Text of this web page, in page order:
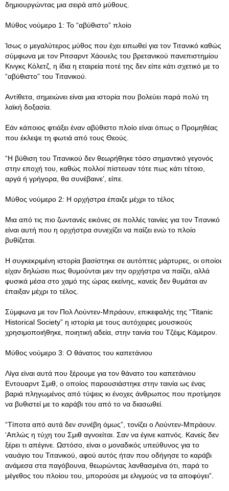
δημιουργώντας μια σειρά από μύθους.
Μύθος νούμερο 1: Το “αβύθιστο” πλοίο
Ίσως ο μεγαλύτερος μύθος που έχει ειπωθεί για τον Τιτανικό καθώς
σύμφωνα με τον Ριτσαρντ Χάουελς του βρετανικού πανεπιστημίου
Κινγκς Κόλετζ, η ίδια η εταιρεία ποτέ της δεν είπε κάτι σχετικό με το
“αβύθιστο” του Τιτανικού.
Αντίθετα, σημειώνει είναι μια ιστορία που βολεύει παρά πολύ τη
λαϊκή δοξασία.
Εάν κάποιος φτιάξει έναν αβύθιστο πλοίο είναι όπως ο Προμηθέας
που έκλεψε τη φωτιά από τους Θεούς.
“Η βύθιση του Τιτανικού δεν θεωρήθηκε τόσο σημαντικό γεγονός
στην εποχή του, καθώς πολλοί πίστευαν τότε πως κάτι τέτοιο,
αργά ή γρήγορα, θα συνέβαινε’, είπε.
Μύθος νούμερο 2: Η ορχήστρα έπαιζε μέχρι το τέλος
Μια από τις πιο ζωντανές εικόνες σε πολλές ταινίες για τον Τιτανικό
είναι αυτή που η ορχήστρα συνεχίζει να παίζει ενώ το πλοίο
βυθίζεται.
Η συγκεκριμένη ιστορία βασίστηκε σε αυτόπτες μάρτυρες, οι οποίοι
είχαν δηλώσει πως θυμούνται μεν την ορχήστρα να παίζει, αλλά
φυσικά μέσα στο χαμό της ώρας εκείνης, κανείς δεν θυμάται αν
έπαιξαν μέχρι το τέλος.
Σύμφωνα με τον Πολ Λούντεν-Μπράουν, επικεφαλής της “Titanic
Historical Society” η ιστορία με τους αυτόχειρες μουσικούς
χρησιμοποιήθηκε, ποιητική αδεία, στην ταινία του Τζέιμς Κάμερον.
Μύθος νούμερο 3: Ο θάνατος του καπετάνιου
Λίγα είναι αυτά που ξέρουμε για τον θάνατο του καπετάνιου
Εντουαρντ Σμιθ, ο οποίος παρουσιάστηκε στην ταινία ως ένας
βαριά πληγωμένος από τύψεις κι ένοχες άνθρωπος που προτίμησε
να βυθιστεί με το καράβι του από το να διασωθεί.
“Τίποτα από αυτά δεν συνέβη όμως”, τονίζει ο Λούντεν-Μπράουν.
‘Απλώς η τύχη του Σμιθ αγνοείται. Σαν να έγινε καπνός. Κανείς δεν
ξέρει τι απέγινε. Ωστόσο, είναι ο μοναδικός υπεύθυνος για το
ναυάγιο του Τιτανικού, αφού αυτός ήταν που οδήγησε το καράβι
ανάμεσα στα παγόβουνα, θεωρώντας λανθασμένα ότι, παρά το
μέγεθος του πλοίου του, μπορούσε με ελιγμούς να τα αποφύγει”.